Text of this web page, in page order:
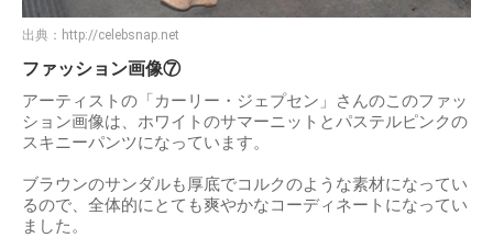
出典： http://celebsnap.net
ファッション画像⑦
アーティストの「カーリー・ジェプセン」さんのこのファッ
ション画像は、ホワイトのサマーニットとパステルピンクの
スキニーパンツになっています。
ブラウンのサンダルも厚底でコルクのような素材になってい
るので、全体的にとても爽やかなコーディネートになってい
ました。